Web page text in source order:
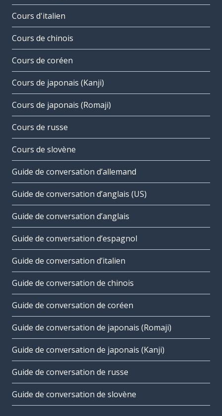
Cours d'italien
Cours de chinois
Cours de coréen
Cours de japonais (Kanji)
Cours de japonais (Romaji)
Cours de russe
Cours de slovène
Guide de conversation d’allemand
Guide de conversation d’anglais (US)
Guide de conversation d’anglais
Guide de conversation d’espagnol
Guide de conversation d’italien
Guide de conversation de chinois
Guide de conversation de coréen
Guide de conversation de japonais (Romaji)
Guide de conversation de japonais (Kanji)
Guide de conversation de russe
Guide de conversation de slovène